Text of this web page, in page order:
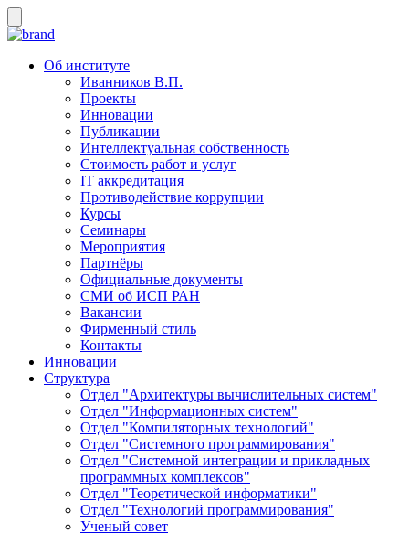
Об институте
Иванников В.П.
Проекты
Инновации
Публикации
Интеллектуальная собственность
Стоимость работ и услуг
IT аккредитация
Противодействие коррупции
Курсы
Семинары
Мероприятия
Партнёры
Официальные документы
СМИ об ИСП РАН
Вакансии
Фирменный стиль
Контакты
Инновации
Структура
Отдел "Архитектуры вычислительных систем"
Отдел "Информационных систем"
Отдел "Компиляторных технологий"
Отдел "Системного программирования"
Отдел "Системной интеграции и прикладных
программных комплексов"
Отдел "Теоретической информатики"
Отдел "Технологий программирования"
Ученый совет